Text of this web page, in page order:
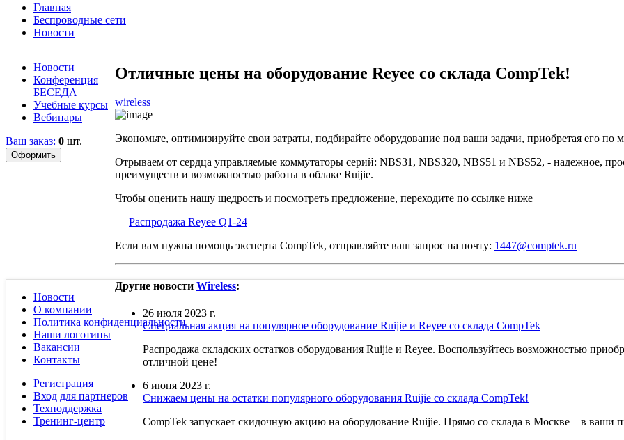
Главная
Беспроводные сети
Новости
Новости
Конференция
БЕСЕДА
Учебные курсы
Вебинары
Ваш заказ: 0 шт.
Отличные цены на оборудование Reyee со склада CompTek!
wireless
Экономьте, оптимизируйте свои затраты, подбирайте оборудование под ваши задачи, приобретая его по
Отрываем от сердца управляемые коммутаторы серий: NBS31, NBS320, NBS51 и NBS52, - надежное,
преимуществ и возможностью работы в облаке Ruijie.
Чтобы оценить нашу щедрость и посмотреть предложение, переходите по ссылке ниже
Распродажа Reyee Q1-24
Если вам нужна помощь эксперта CompTek, отправляйте ваш запрос на почту: 1447@comptek.ru
Другие новости Wireless:
26 июля 2023 г.
Специальная акция на популярное оборудование Ruijie и Reyee со склада CompTek
Распродажа складских остатков оборудования Ruijie и Reyee. Воспользуйтесь возможностью
отличной цене!
6 июня 2023 г.
Снижаем цены на остатки популярного оборудования Ruijie со склада CompTek!
CompTek запускает скидочную акцию на оборудование Ruijie. Прямо со склада в Москве – в ваши
Новости
О компании
Политика конфиденциальности
Наши логотипы
Вакансии
Контакты
Регистрация
Вход для партнеров
Техподдержка
Тренинг-центр